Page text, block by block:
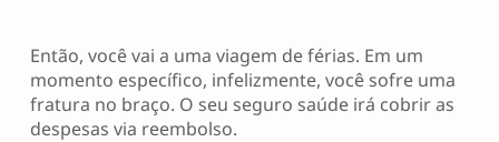
Então, você vai a uma viagem de férias. Em um
momento específico, infelizmente, você sofre uma
fratura no braço. O seu seguro saúde irá cobrir as
despesas via reembolso.